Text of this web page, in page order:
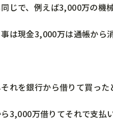
じで、例えば3,000万の機
は現金3,000万は通帳から
れを銀行から借りて買った
3,000万借りてそれで支払